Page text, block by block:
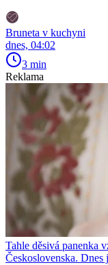
Bruneta v kuchyni
dnes, 04:02
3 min
Reklama
Tahle děsivá panenka
Československa.